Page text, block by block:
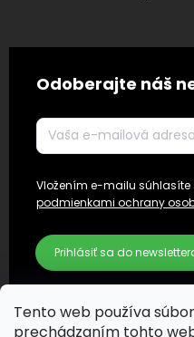
Tento web používa
prechádzaním tohto
Odoberajte náš
Vložením e-mailu súhlasíte
podmienkami ochrany
Prihlásiť sa do